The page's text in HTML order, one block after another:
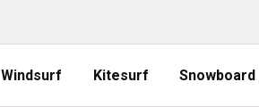
Windsurf Kitesurf Snowboard